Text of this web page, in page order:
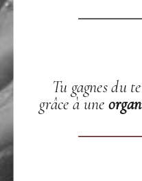
Tu gagnes du
grâce à une